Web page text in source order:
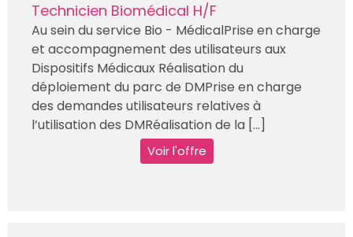
Technicien Biomédical H/F
Au sein du service Bio - MédicalPrise en charge
et accompagnement des utilisateurs aux
Dispositifs Médicaux Réalisation du
déploiement du parc de DMPrise en charge
des demandes utilisateurs relatives à
l’utilisation des DMRéalisation de la [...]
Voir l'offre